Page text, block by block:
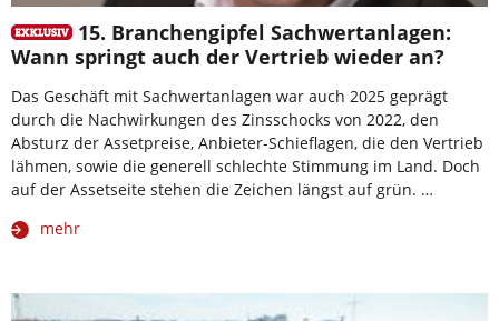
15. Branchengipfel Sachwertanlagen:
Wann springt auch der Vertrieb wieder an?
Das Geschäft mit Sachwertanlagen war auch 2025 geprägt
durch die Nachwirkungen des Zinsschocks von 2022, den
Absturz der Assetpreise, Anbieter-Schieflagen, die den Vertrieb
lähmen, sowie die generell schlechte Stimmung im Land. Doch
auf der Assetseite stehen die Zeichen längst auf grün. …
mehr